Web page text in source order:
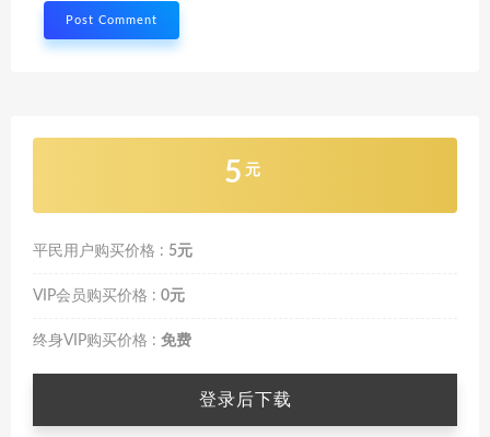
5 元
平民用户购买价格 : 5元
VIP会员购买价格 : 0元
终身VIP购买价格 : 免费
登录后下载